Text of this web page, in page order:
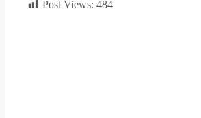
Post Views: 484